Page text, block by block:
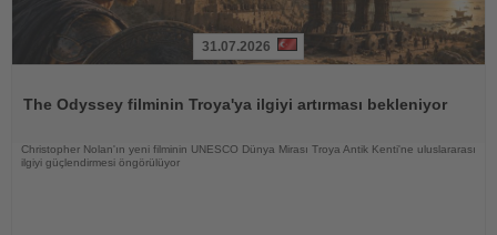
31.07.2026
The Odyssey filminin Troya'ya ilgiyi artırması bekleniyor
Christopher Nolan'ın yeni filminin UNESCO Dünya Mirası Troya Antik Kenti'ne uluslararası
ilgiyi güçlendirmesi öngörülüyor